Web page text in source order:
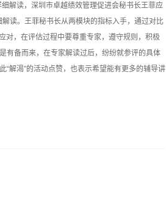
解读，深圳市卓越绩效管理促进会秘书长王菲应
读。王菲秘书长从两模块的指标入手，通过对比
对，在评估过程中要尊重专家，遵守规则，积极
有备而来，在专家解读过后，纷纷就参评的具体
解渴”的活动点赞，也表示希望能有更多的辅导讲